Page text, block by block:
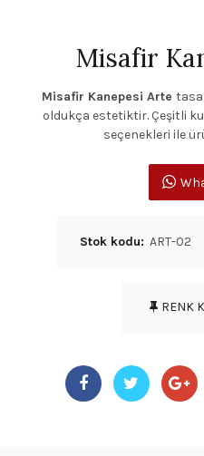
Misafir
Misafir Kanepesi Arte
oldukça estetiktir. Çeşitli
seçenekleri ile
Stok kodu: ART-02
RENK